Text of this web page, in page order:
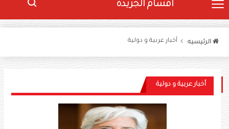
أقسام الجريدة
الرئيسيه أخبار عربية و دولية
أخبار عربية و دولية